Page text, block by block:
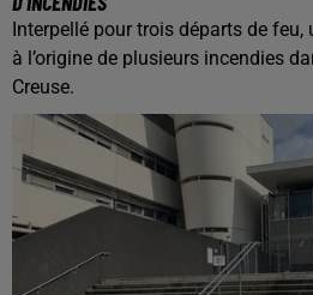
Interpellé pour trois départs de feu,
à l’origine de plusieurs incendies
Creuse.